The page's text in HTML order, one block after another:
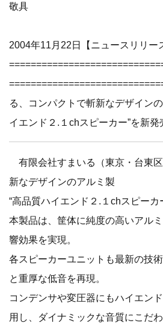
敬具
2004年11月22日【ニュースリリー
る、コンパクトで斬新なデザイン
イエンド２.１chスピーカー”を新発
有限会社すまいる（東京・台東
新なデザインのアルミ製
“高品質ハイエンド２.１chスピーカ
本製品は、筐体に純度の高いアル
響効果を実現。
各スピーカーユニットも最新の技
と重厚な低音を再現。
コンデンサや変圧器にもハイエン
用し、ダイナミックな音質にこだわ